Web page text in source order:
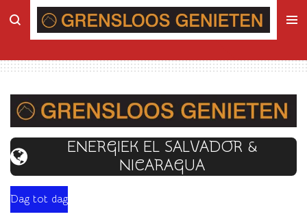
Ga
de
ENERGIEK EL SALVADOR &
NICARAGUA
Dag tot dag